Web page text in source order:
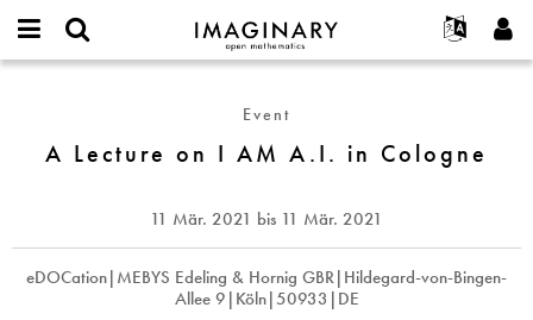
IMAGINARY
open
Français
Deutsch
Español
Türkçe
Programme
Galerien
Filme
Texte
Ausstellungen
Projekte
Mitmachen
username
Neues Benutzerkonto erstellen
Neues Passwort anfordern
Cologne
Event
A Lecture on I AM A.I. in Cologne
11 Mär. 2021 bis 11 Mär. 2021
eDOCation|MEBYS Edeling & Hornig GBR|Hildegard-von-Bingen-
Allee 9|Köln|50933|DE